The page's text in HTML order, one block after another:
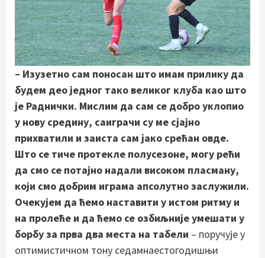
– Изузетно сам поносан што имам прилику да
будем део једног тако великог клуба као што
је Раднички. Мислим да сам се добро уклопио
у нову средину, саиграчи су ме сјајно
прихватили и заиста сам јако срећан овде.
Што се тиче протекле полусезоне, могу рећи
да смо се потајно надали високом пласману,
који смо добрим играма апсолутно заслужили.
Очекујем да ћемо наставити у истом ритму и
на пролеће и да ћемо се озбиљније умешати у
борбу за прва два места на табели – поручује у
оптимистичном тону седамнаестогодишњи